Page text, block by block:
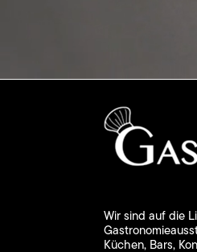
Wir sind auf die
Küchen, Bars,